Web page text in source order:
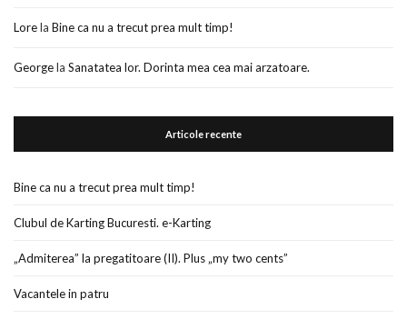
Lorela Bine ca nu a trecut prea mult timp!
Georgela Sanatatea lor. Dorinta mea cea mai arzatoare.
Articole recente
Bine ca nu a trecut prea mult timp!
Clubul de Karting Bucuresti. e-Karting
„Admiterea” la pregatitoare (II). Plus „my two cents”
Vacantele in patru